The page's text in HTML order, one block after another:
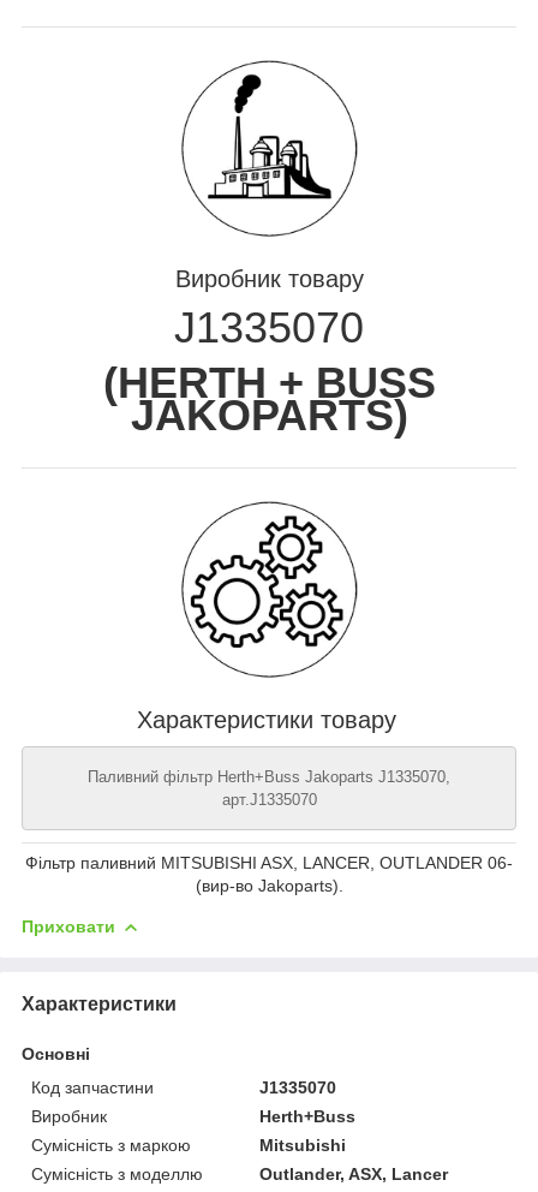
Виробник товару
J1335070
(HERTH + BUSS
JAKOPARTS)
Характеристики товару
Паливний фільтр Herth+Buss Jakoparts J1335070,
арт.J1335070
Фільтр паливний MITSUBISHI ASX, LANCER, OUTLANDER 06-
(вир-во Jakoparts).
Приховати
Характеристики
Основні
Код запчастини
J1335070
Виробник
Herth+Buss
Сумісність з маркою
Mitsubishi
Сумісність з моделлю
Outlander, ASX, Lancer